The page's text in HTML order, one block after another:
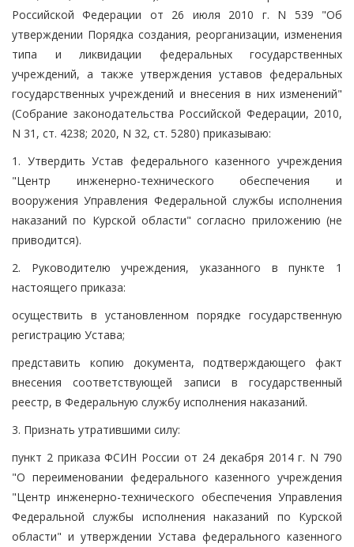
Российской Федерации от 26 июля 2010 г. N 539 "Об
утверждении Порядка создания, реорганизации, изменения
типа и ликвидации федеральных государственных
учреждений, а также утверждения уставов федеральных
государственных учреждений и внесения в них изменений"
(Собрание законодательства Российской Федерации, 2010,
N 31, ст. 4238; 2020, N 32, ст. 5280) приказываю:
1. Утвердить Устав федерального казенного учреждения
"Центр инженерно-технического обеспечения и
вооружения Управления Федеральной службы исполнения
наказаний по Курской области" согласно приложению (не
приводится).
2. Руководителю учреждения, указанного в пункте 1
настоящего приказа:
осуществить в установленном порядке государственную
регистрацию Устава;
представить копию документа, подтверждающего факт
внесения соответствующей записи в государственный
реестр, в Федеральную службу исполнения наказаний.
3. Признать утратившими силу:
пункт 2 приказа ФСИН России от 24 декабря 2014 г. N 790
"О переименовании федерального казенного учреждения
"Центр инженерно-технического обеспечения Управления
Федеральной службы исполнения наказаний по Курской
области" и утверждении Устава федерального казенного